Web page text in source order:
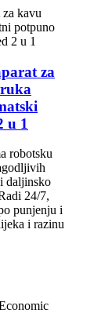
za
u 1
robotsku
daljinsko
24/7,
punjenju i
i razinu